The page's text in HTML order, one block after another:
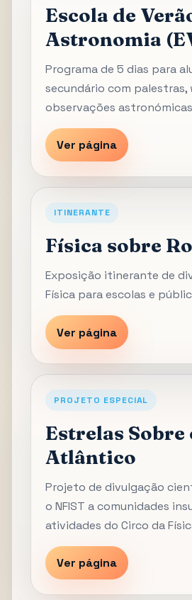
Escola de
Astronomia
Programa de 5 dias para
secundário com palestras,
observações
Ver página
ITINERANTE
Física sobre
Exposição itinerante de
Física para escolas e
Ver página
PROJETO ESPECIAL
Estrelas Sobre
Atlântico
Projeto de divulgação
o NFIST a comunidades
atividades do Circo da
Ver página